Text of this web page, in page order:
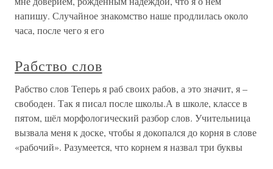
напишу. Случайное знакомство наше продлилась около
часа, после чего я его
Рабство слов
Рабство слов Теперь я раб своих рабов, а это значит, я –
свободен. Так я писал после школы.А в школе, классе в
пятом, шёл морфологический разбор слов. Учительница
вызвала меня к доске, чтобы я докопался до корня в слове
«рабочий». Разумеется, что корнем я назвал три буквы